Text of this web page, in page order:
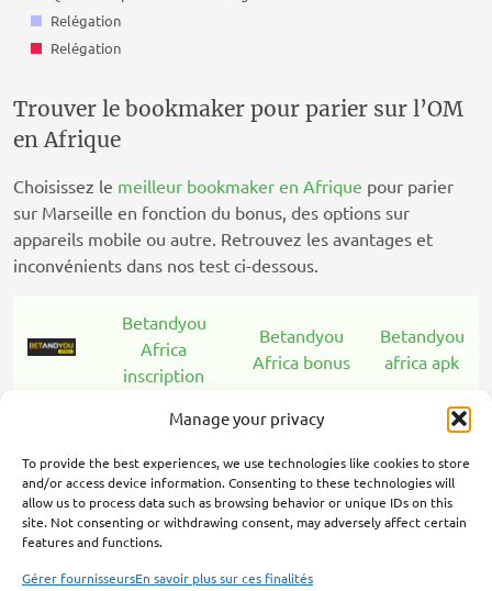
Manage your privacy
To provide the best experiences, we use technologies like cookies to store
and/or access device information. Consenting to these technologies will
allow us to process data such as browsing behavior or unique IDs on this
site. Not consenting or withdrawing consent, may adversely affect certain
features and functions.
Gérer fournisseursEn savoir plus sur ces finalités
Relégation
Relégation
Trouver le bookmaker pour parier sur l’OM
en Afrique
Choisissez le meilleur bookmaker en Afrique pour parier
sur Marseille en fonction du bonus, des options sur
appareils mobile ou autre. Retrouvez les avantages et
inconvénients dans nos test ci-dessous.
Betandyou
Africa
inscription
Betandyou
Africa bonus
Betandyou
africa apk
1xBet
inscription
1xBet apk
Premier Bet
inscription
Premier Bet
bonus
Premier
Bet apk
Congo Bet Congo Bet